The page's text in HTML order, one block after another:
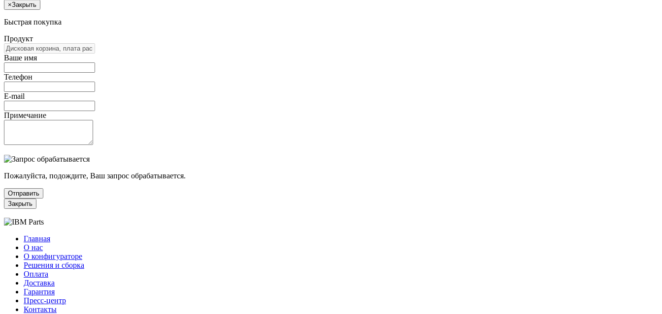
×Закрыть
Быстрая покупка
Продукт
Ваше имя
Телефон
E-mail
Примечание
Пожалуйста, подождите, Ваш запрос обрабатывается.
Отправить
Закрыть
Главная
О нас
О конфигураторе
Решения и сборка
Оплата
Доставка
Гарантия
Пресс-центр
Контакты